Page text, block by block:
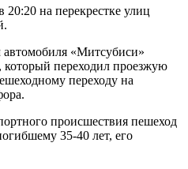
на перекрестке улиц
«Митсубиси»
который переходил проезжую
переходу на
происшествия пешеход
35-40 лет, его